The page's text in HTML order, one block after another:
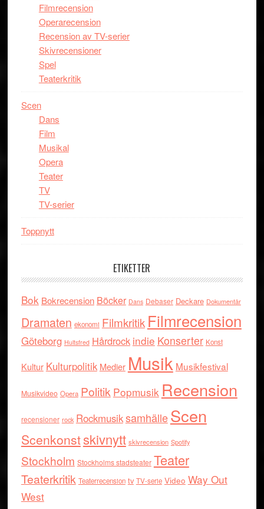
Filmrecension
Operarecension
Recension av TV-serier
Skivrecensioner
Spel
Teaterkritik
Scen
Dans
Film
Musikal
Opera
Teater
TV
TV-serier
Toppnytt
ETIKETTER
Bok Bokrecension Böcker Dans Debaser Deckare Dokumentär
Dramaten ekonomi Filmkritik Filmrecension
Göteborg Hultsfred Hårdrock indie Konserter Konst
Kultur Kulturpolitik Medier Musik Musikfestival
Musikvideo Opera Politik Popmusik Recension
recensioner rock RockmusiksamhälleScen
Scenkonstskivnytt skivrecension Spotify
Stockholm Stockholms stadsteater Teater
Teaterkritik Teaterrecension tv TV-serie Video Way Out
West